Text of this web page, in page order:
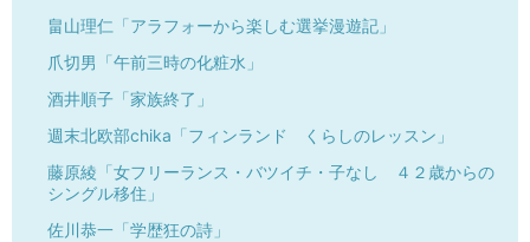
畠山理仁「アラフォーから楽しむ選挙漫遊記」
爪切男「午前三時の化粧水」
酒井順子「家族終了」
週末北欧部chika「フィンランド くらしのレッスン」
藤原綾「女フリーランス・バツイチ・子なし ４２歳からの
シングル移住」
佐川恭一「学歴狂の詩」